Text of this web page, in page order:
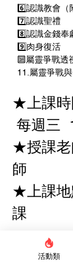
6️⃣認識教會（
7️⃣認識聖禮
8️⃣認識金錢奉
9️⃣肉身復活
🔟屬靈爭戰透
11.屬靈爭戰
★上課時
每週三
★授課老
師
★上課地
課
★出席與紀律-
敞開的心、渴
活動類